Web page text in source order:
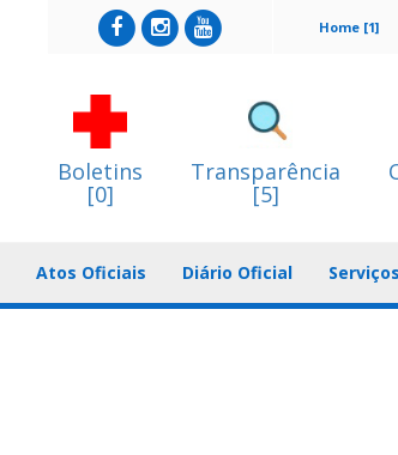
Home [1]
Boletins
[0]
Transparência
[5]
Atos Oficiais Diário Oficial Serviços